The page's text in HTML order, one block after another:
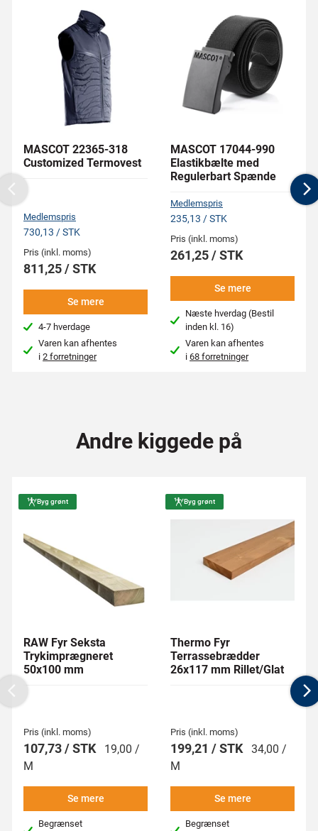
MASCOT 22365-318
Customized Termovest
Medlemspris
730,13 / STK
Pris (inkl. moms)
811,25 / STK
Se mere
4-7 hverdage
Varen kan afhentes
i2 forretninger
MASCOT 17044-990
Elastikbælte med
Regulerbart Spænde
Medlemspris
235,13 / STK
Pris (inkl. moms)
261,25 / STK
Se mere
Næste hverdag (Bestil
inden kl. 16)
Varen kan afhentes
i68 forretninger
Previous
Andre kiggede på
Byg grønt
RAW Fyr Seksta
Trykimprægneret
50x100 mm
Pris (inkl. moms)
107,73 / STK
19,00 /
M
Se mere
Begrænset
Byg grønt
Thermo Fyr
Terrassebrædder
26x117 mm Rillet/Glat
Pris (inkl. moms)
199,21 / STK 34,00 /
M
Se mere
Begrænset
Previous